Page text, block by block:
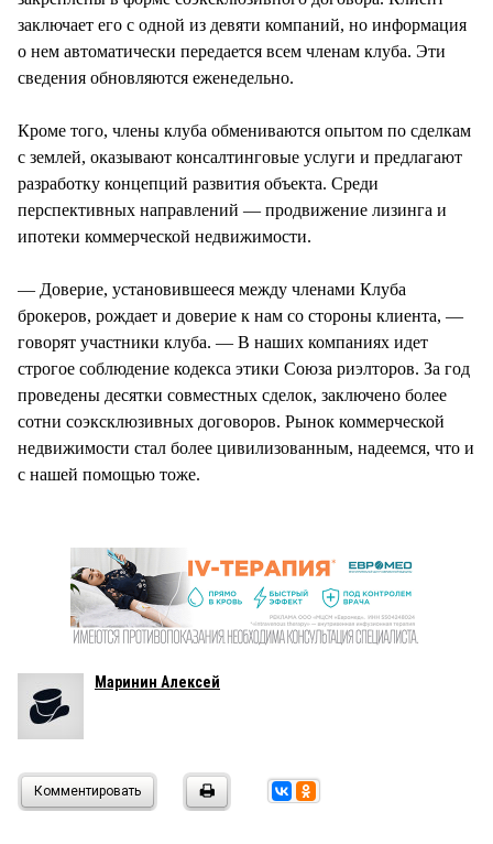
заключает его с одной из девяти компаний, но информация
о нем автоматически передается всем членам клуба. Эти
сведения обновляются еженедельно.
Кроме того, члены клуба обмениваются опытом по сделкам
с землей, оказывают консалтинговые услуги и предлагают
разработку концепций развития объекта. Среди
перспективных направлений — продвижение лизинга и
ипотеки коммерческой недвижимости.
— Доверие, установившееся между членами Клуба
брокеров, рождает и доверие к нам со стороны клиента, —
говорят участники клуба. — В наших компаниях идет
строгое соблюдение кодекса этики Союза риэлторов. За год
проведены десятки совместных сделок, заключено более
сотни соэксклюзивных договоров. Рынок коммерческой
недвижимости стал более цивилизованным, надеемся, что и
с нашей помощью тоже.
Маринин Алексей
Комментировать